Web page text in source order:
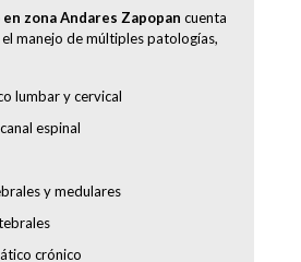
zona Andares Zapopan cuenta
manejo de múltiples patologías,
lumbar y cervical
espinal
y medulares
crónico